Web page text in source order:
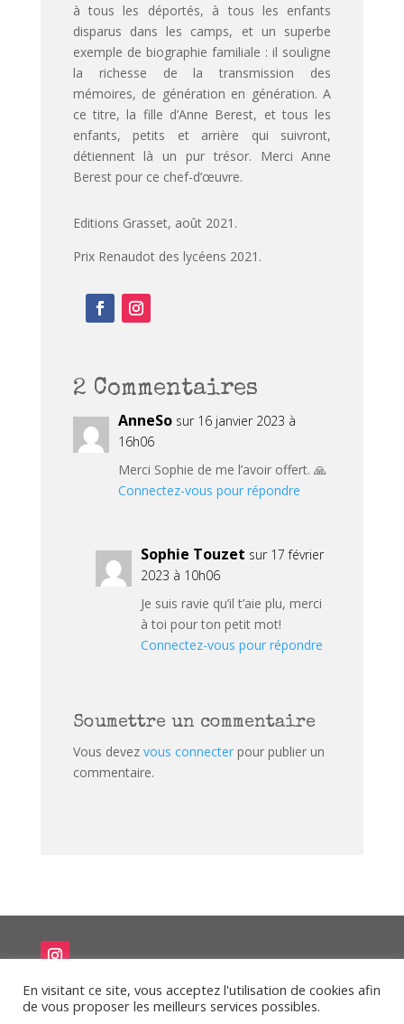
à tous les déportés, à tous les enfants
disparus dans les camps, et un superbe
exemple de biographie familiale : il souligne
la richesse de la transmission des
mémoires, de génération en génération. A
ce titre, la fille d’Anne Berest, et tous les
enfants, petits et arrière qui suivront,
détiennent là un pur trésor. Merci Anne
Berest pour ce chef-d’œuvre.
Editions Grasset, août 2021.
Prix Renaudot des lycéens 2021.
2 Commentaires
AnneSo sur 16 janvier 2023 à
16h06
Merci Sophie de me l’avoir offert. 🙏
Connectez-vous pour répondre
Sophie Touzet sur 17 février
2023 à 10h06
Je suis ravie qu’il t’aie plu, merci
à toi pour ton petit mot!
Connectez-vous pour répondre
Soumettre un commentaire
Vous devez vous connecterpour publier un
commentaire.
En visitant ce site, vous acceptez l'utilisation de cookies afin
de vous proposer les meilleurs services possibles.